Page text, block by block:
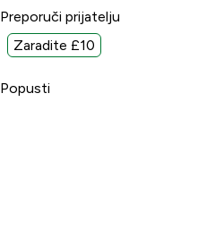
Preporuči prijatelju
Zaradite £10
Popusti